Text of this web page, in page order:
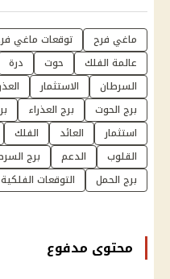
ماغي فرح توقعات ماغي
عالمة الفلك
حوت درة
السرطان
الاستثمار
برج الحوت
برج العذراء
استثمار
العائد الفلك
القلوب
الدعم برج
برج الحمل
التوقعات الفلكية
محتوى مدفوع